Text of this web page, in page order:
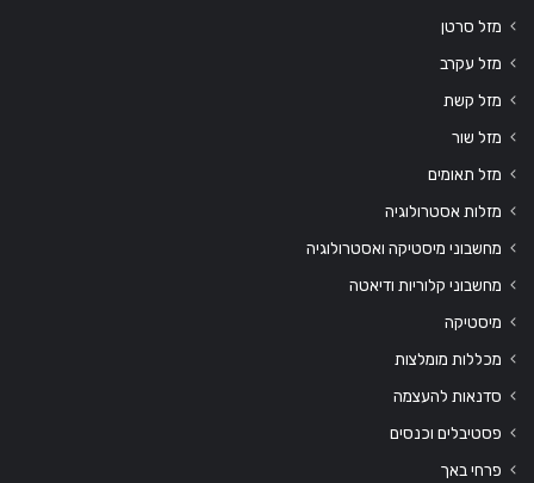
מזל סרטן
מזל עקרב
מזל קשת
מזל שור
מזל תאומים
מזלות אסטרולוגיה
מחשבוני מיסטיקה ואסטרולוגיה
מחשבוני קלוריות ודיאטה
מיסטיקה
מכללות מומלצות
סדנאות להעצמה
פסטיבלים וכנסים
פרחי באך